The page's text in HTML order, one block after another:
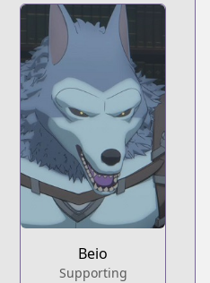
Beio
Supporting